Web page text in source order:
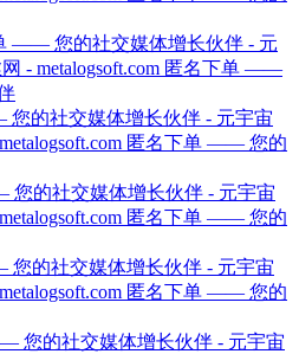
—— 您的社交媒体增长伙伴 - 元
- metalogsoft.com 匿名下单 ——
的社交媒体增长伙伴 - 元宇宙
匿名下单 —— 您的
您的社交媒体增长伙伴 - 元宇宙
匿名下单 —— 您的
的社交媒体增长伙伴 - 元宇宙
匿名下单 —— 您的
您的社交媒体增长伙伴 - 元宇宙